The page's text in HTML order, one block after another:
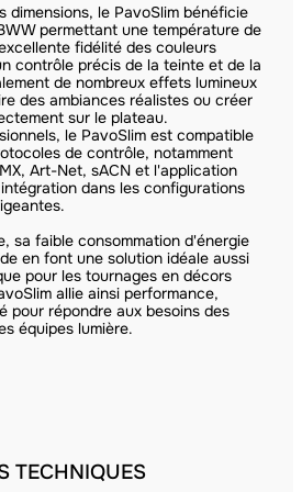
dimensions, le PavoSlim bénéficie
permettant une température de
fidélité des couleurs
contrôle précis de la teinte et de la
de nombreux effets lumineux
des ambiances réalistes ou créer
sur le plateau.
le PavoSlim est compatible
de contrôle, notamment
Art-Net, sACN et l'application
dans les configurations
sa faible consommation d'énergie
en font une solution idéale aussi
pour les tournages en décors
allie ainsi performance,
pour répondre aux besoins des
équipes lumière.
TECHNIQUES